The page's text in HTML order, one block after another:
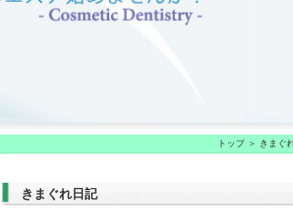
トップ きまぐ
きまぐれ日記